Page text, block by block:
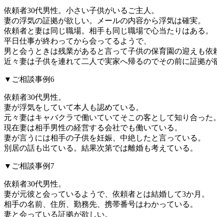
依頼者30代男性。小さい子供がいるご主人。
妻の浮気の証拠が欲しい。メールの内容から浮気は確実。
依頼者と妻は同じ職場。相手も同じ職場で心当たりはある。
平日仕事が終わってから会ってるようで、
男と会うときは残業があると言って子供の保育園の迎えも依
近々妻は子供を連れて二人で実家へ帰るのでその前に証拠が
▼ご相談事例6
依頼者30代男性。
妻が浮気をしていて本人も認めている。
元々妻はキャバクラで働いていてそこの客として知り合った。
現在妻は相手男性の経営する会社でも働いている。
妻が言うには相手の子供を妊娠、中絶したと言っている。
別居の話も出ている。結果次第では離婚も考えている。
▼ご相談事例7
依頼者30代男性。
妻が元彼と会っているようで、依頼者とは結婚して3か月。
相手の名前、住所、勤務先、携帯番号はわかっている。
妻と会っている証拠が欲しい。